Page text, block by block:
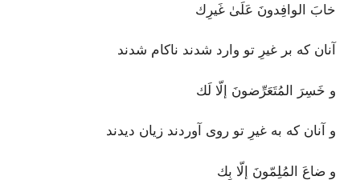
خابَ الوافِدونَ عَلَىٰ غَيرِك
آنان که بر غیرِ تو وارد شدند ناکام شدند
و خَسِرَ المُتَعَرِّضونَ إلّا لَك
و آنان که به غیرِ تو روی آوردند زیان دیدند
و ضاعَ المُلِمّونَ إلّا بِك